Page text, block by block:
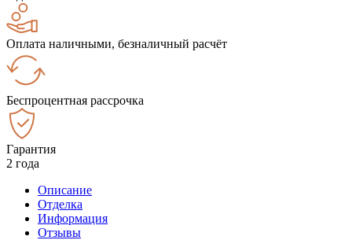
Оплата наличными, безналичный расчёт
Беспроцентная рассрочка
Гарантия
2 года
Описание
Отделка
Информация
Отзывы